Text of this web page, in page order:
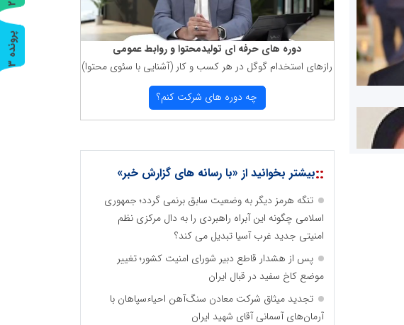
دوره های حرفه ای تولیدمحتوا و روابط عمومی
رازهای استخدام گوگل در هر كسب و كار (آشنایی با سئوی محتوا)
چه دوره های شركت كنم؟
::بیشتر بخوانید از «با رسانه های گزارش خبر»
تنگه هرمز دیگر به وضعیت سابق برنمی گردد؛ جمهوری
اسلامی چگونه این آبراه راهبردی را به دال مرکزی نظم
امنیتی جدید غرب آسیا تبدیل می کند؟
پس از هشدار قاطع دبیر شورای امنیت کشور؛ تغییر
موضع کاخ سفید در قبال ایران
تجدید میثاق شرکت معادن سنگ‌آهن احیاءسپاهان با
آرمان‌های آسمانی آقای شهید ایران
ر
و
ن
د
ه
پ
ر
و
ن
د
ه
3